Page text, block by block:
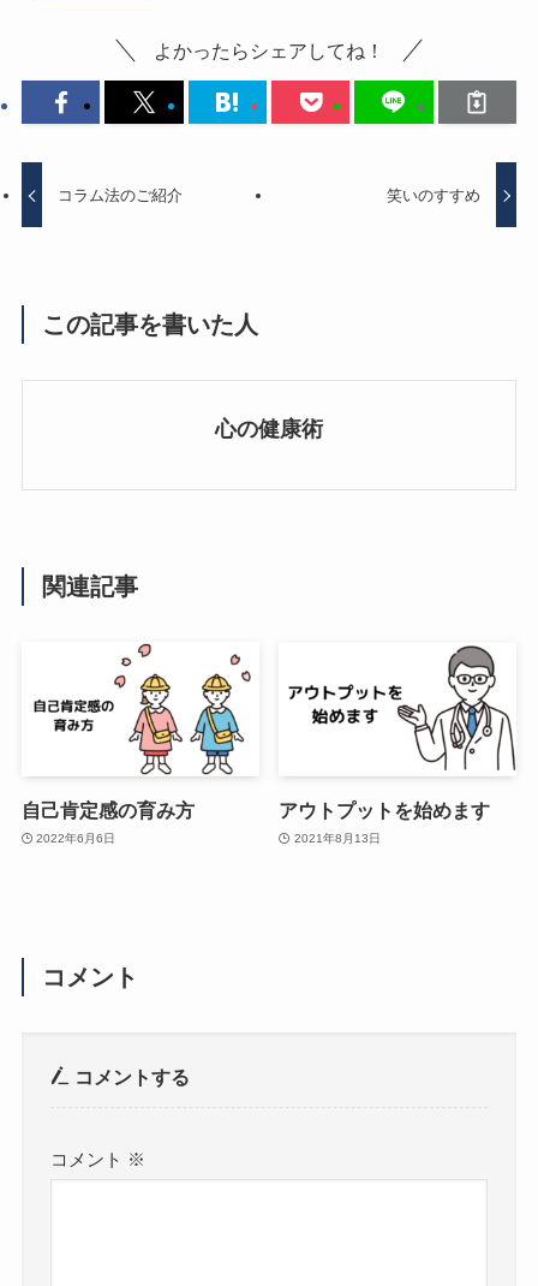
よかったらシェアしてね！
コラム法のご紹介 笑いのすすめ
この記事を書いた人
心の健康術
関連記事
自己肯定感の育み方
2022年6月6日
アウトプットを始めます
2021年8月13日
コメント
コメントする
コメント ※